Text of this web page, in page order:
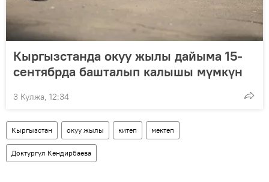
Кыргызстанда окуу жылы дайыма 15-
сентябрда башталып калышы мүмкүн
3 Кулжа, 12:34
Кыргызстан окуу жылы китеп мектеп
Доктургүл Кендирбаева